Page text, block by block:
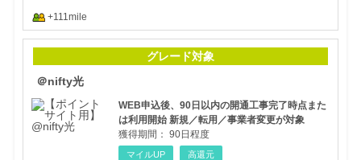
+111mile
グレード対象
＠nifty光
WEB申込後、90日以内の開通工事完了時点また
は利用開始 新規／転用／事業者変更が対象
獲得期間： 90日程度
マイルUP 高還元